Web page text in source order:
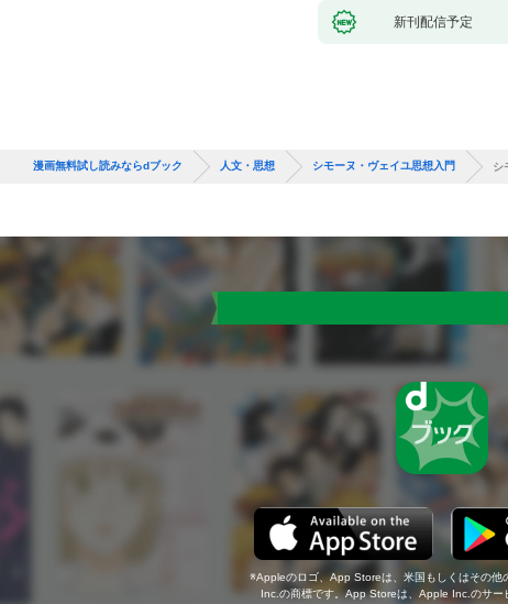
新刊配信予定
漫画無料試し読みならdブック 人文・思想 シモーヌ・ヴェイユ思想入門 シ
Appleのロゴ、App Storeは、米国もしくはその他
Inc.の商標です。App Storeは、Apple Inc.のサー